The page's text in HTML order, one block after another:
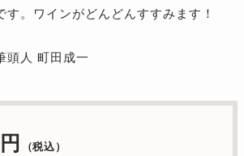
す。ワインがどんどんすすみます！
頭人 町田成一
（税込）